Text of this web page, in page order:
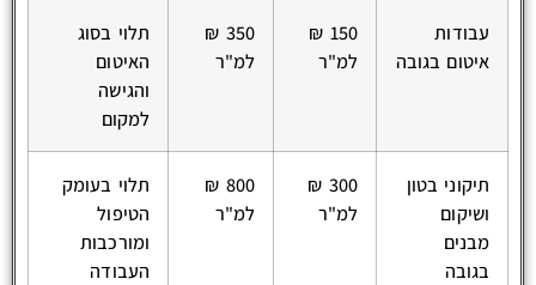
עבודות
איטום בגובה
150 ₪
למ"ר
350 ₪
למ"ר
תלוי בסוג
האיטום
והגישה
למקום
תיקוני בטון
ושיקום
מבנים
בגובה
300 ₪
למ"ר
800 ₪
למ"ר
תלוי בעומק
הטיפול
ומורכבות
העבודה